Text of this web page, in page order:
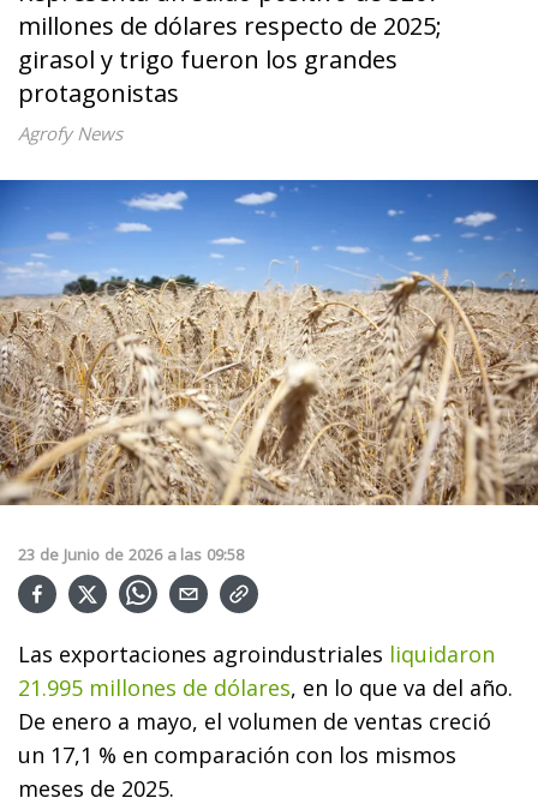
millones de dólares respecto de 2025;
girasol y trigo fueron los grandes
protagonistas
Agrofy News
23 de Junio de 2026 a las 09:58
Las exportaciones agroindustriales liquidaron
21.995 millones de dólares, en lo que va del año.
De enero a mayo, el volumen de ventas creció
un 17,1 % en comparación con los mismos
meses de 2025.